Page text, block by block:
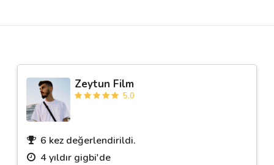
Zeytun Film
5.0
6 kez değerlendirildi.
4 yıldır gigbi'de